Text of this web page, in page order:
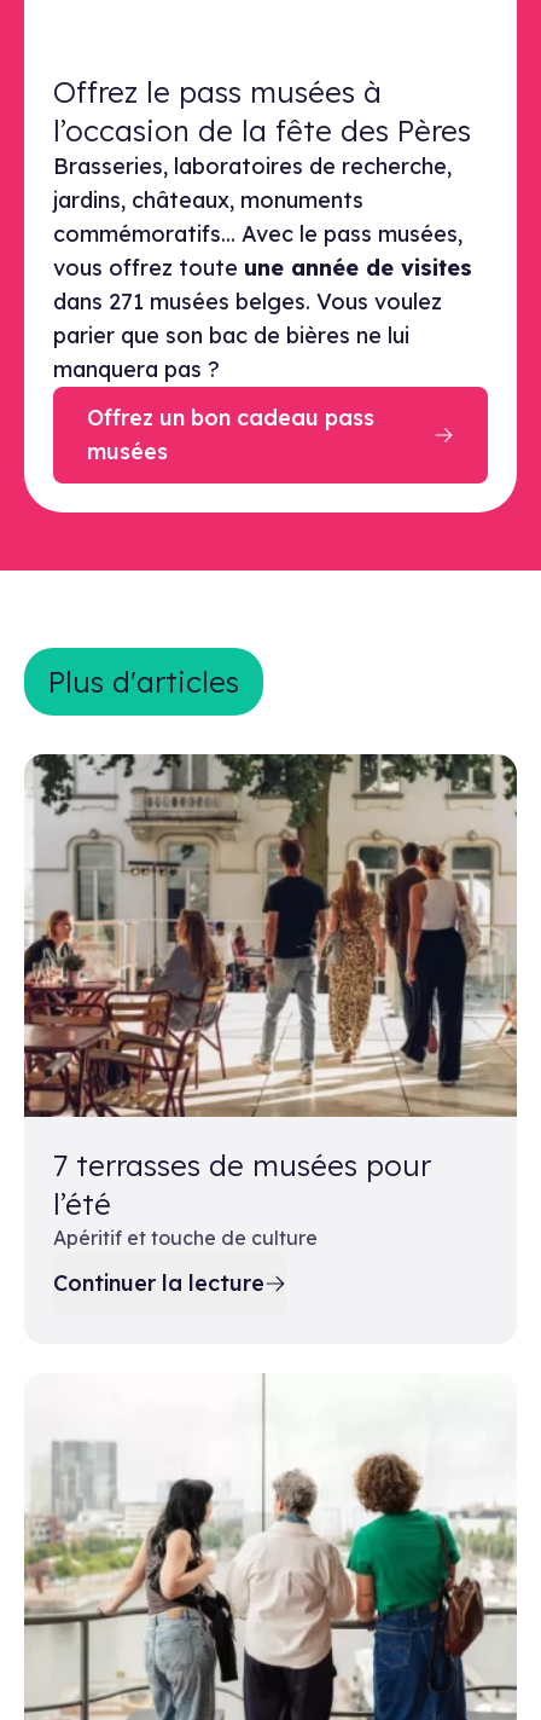
Offrez le pass musées à
l’occasion de la fête des Pères
Brasseries, laboratoires de recherche,
jardins, châteaux, monuments
commémoratifs... Avec le pass musées,
vous offrez toute une année de visites
dans 271 musées belges. Vous voulez
parier que son bac de bières ne lui
manquera pas ?
Offrez un bon cadeau pass
musées
Plus d&#039;articles
Plus d'articles
7 terrasses de musées pour
l’été
Apéritif et touche de culture
Continuer la lecture